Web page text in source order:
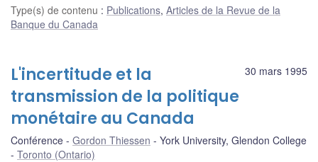
Type(s) de contenu : Publications, Articles de la Revue de la
Banque du Canada
30 mars 1995
L'incertitude et la
transmission de la politique
monétaire au Canada
Conférence Gordon Thiessen
York University, Glendon College
Toronto (Ontario)